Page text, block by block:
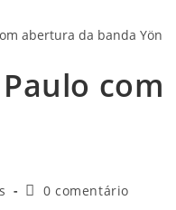
com
Comentários
0 comentário